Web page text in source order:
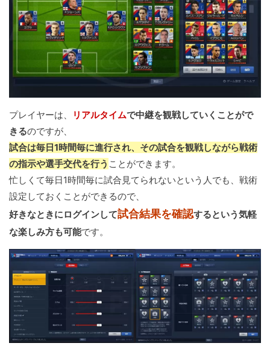
プレイヤーは、 リアルタイムで中継を観戦していくことがで
きるのですが、
試合は毎日1時間毎に進行され、その試合を観戦しながら戦術
の指示や選手交代を行う ことができます。
忙しくて毎日1時間毎に試合見てられないという人でも、戦術
設定しておくことができるので、
好きなときにログインして試合結果を確認するという気軽
な楽しみ方も可能です。